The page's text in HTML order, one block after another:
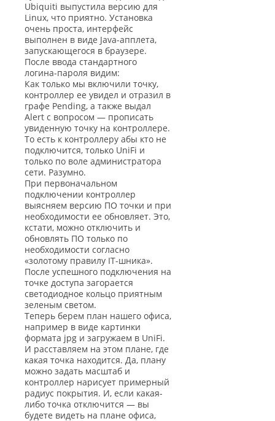
Ubiquiti выпустила версию для
Linux, что приятно. Установка
очень проста, интерфейс
выполнен в виде Java-апплета,
запускающегося в браузере.
После ввода стандартного
логина-пароля видим:
Как только мы включили точку,
контроллер ее увидел и отразил в
графе Pending, а также выдал
Alert с вопросом — прописать
увиденную точку на контроллере.
То есть к контроллеру абы кто не
подключится, только UniFi и
только по воле администратора
сети. Разумно.
При первоначальном
подключении контроллер
выясняем версию ПО точки и при
необходимости ее обновляет. Это,
кстати, можно отключить и
обновлять ПО только по
необходимости согласно
«золотому правилу IT-шника».
После успешного подключения на
точке доступа загорается
светодиодное кольцо приятным
зеленым светом.
Теперь берем план нашего офиса,
например в виде картинки
формата jpg и загружаем в UniFi.
И расставляем на этом плане, где
какая точка находится. Да, плану
можно задать масштаб и
контроллер нарисует примерный
радиус покрытия. И, если какая-
либо точка отключится — вы
будете видеть на плане офиса,